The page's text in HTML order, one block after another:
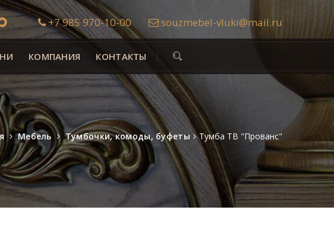
+7 985 970-10-00 souzmebel-vluki@mail.ru
КОМПАНИЯ КОНТАКТЫ
Мебель Тумбочки, комоды, буфеты Тумба ТВ "Прованс"